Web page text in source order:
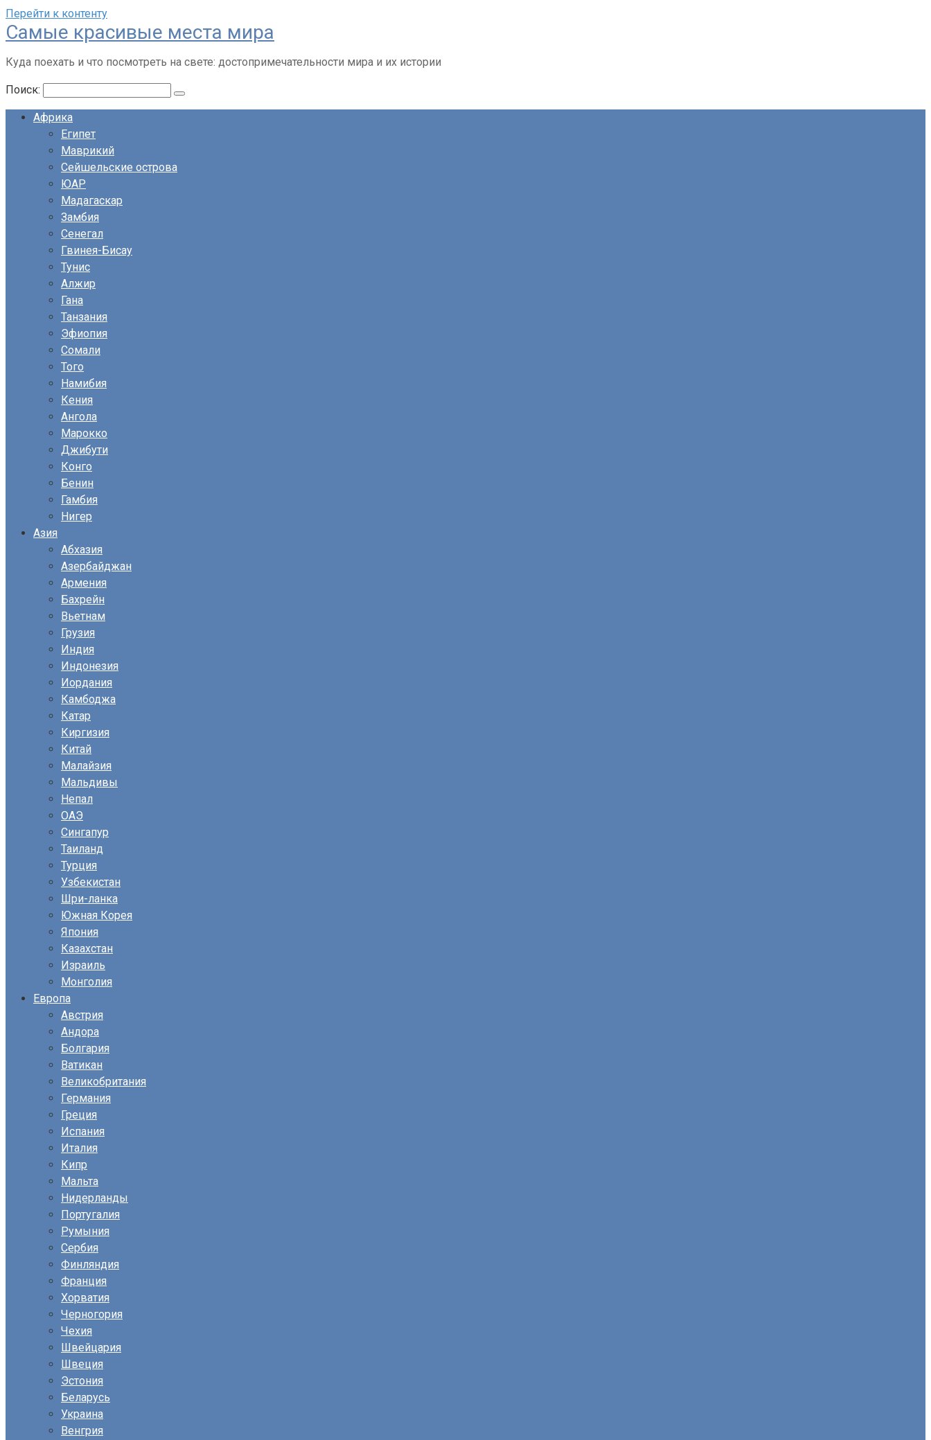
Перейти к контенту
Cамые красивые места мира
Куда поехать и что посмотреть на свете: достопримечательности мира и их истории
Поиск:
Африка
Египет
Маврикий
Сейшельские острова
ЮАР
Мадагаскар
Замбия
Сенегал
Гвинея-Бисау
Тунис
Алжир
Гана
Танзания
Эфиопия
Сомали
Того
Намибия
Кения
Ангола
Марокко
Джибути
Конго
Бенин
Гамбия
Нигер
Азия
Абхазия
Азербайджан
Армения
Бахрейн
Вьетнам
Грузия
Индия
Индонезия
Иордания
Камбоджа
Катар
Киргизия
Китай
Малайзия
Мальдивы
Непал
ОАЭ
Сингапур
Таиланд
Турция
Узбекистан
Шри-ланка
Южная Корея
Япония
Казахстан
Израиль
Монголия
Европа
Австрия
Андора
Болгария
Ватикан
Великобритания
Германия
Греция
Испания
Италия
Кипр
Мальта
Нидерланды
Португалия
Румыния
Сербия
Финляндия
Франция
Хорватия
Черногория
Чехия
Швейцария
Швеция
Эстония
Беларусь
Украина
Венгрия